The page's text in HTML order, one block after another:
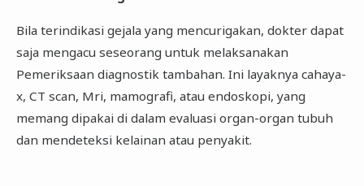
Bila terindikasi gejala yang mencurigakan, dokter dapat
saja mengacu seseorang untuk melaksanakan
Pemeriksaan diagnostik tambahan. Ini layaknya cahaya-
x, CT scan, Mri, mamografi, atau endoskopi, yang
memang dipakai di dalam evaluasi organ-organ tubuh
dan mendeteksi kelainan atau penyakit.